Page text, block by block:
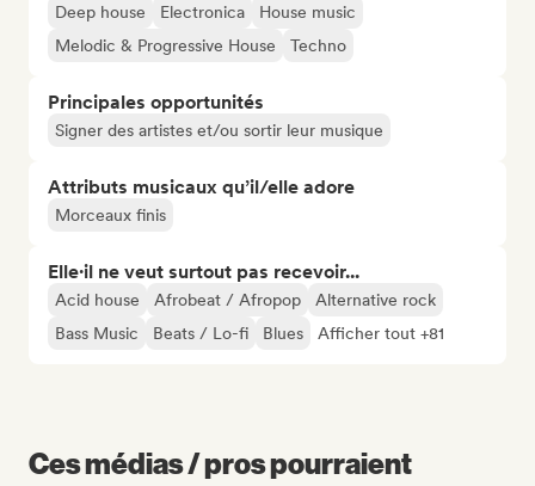
Deep house Electronica
House music
Melodic & Progressive House
Techno
Principales opportunités
Signer des artistes et/ou sortir leur musique
Attributs musicaux qu’il/elle adore
Morceaux finis
Elle·il ne veut surtout pas recevoir...
Acid house Afrobeat / Afropop
Alternative rock
Bass Music
Beats / Lo-fi Blues Afficher tout +81
Ces médias / pros pourraient